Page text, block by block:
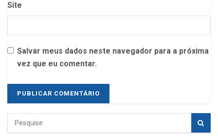
Site
Salvar meus dados neste navegador para a próxima
vez que eu comentar.